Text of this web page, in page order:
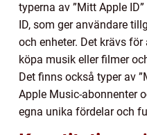
typerna av ”Mitt Apple
ID, som ger användare
och enheter. Det krävs
köpa musik eller filmer
Det finns också typer av
Apple Music-abonnenter
egna unika fördelar och